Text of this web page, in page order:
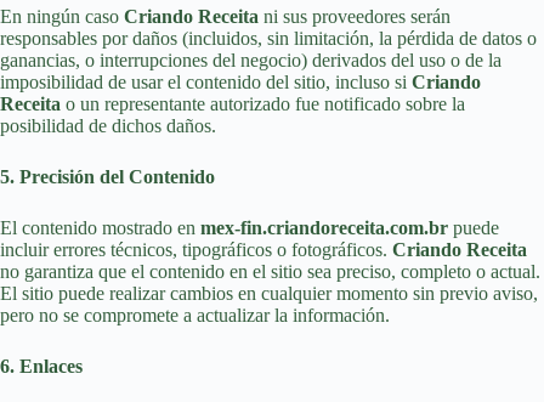
En ningún caso Criando Receita ni sus proveedores serán
responsables por daños (incluidos, sin limitación, la pérdida de datos o
ganancias, o interrupciones del negocio) derivados del uso o de la
imposibilidad de usar el contenido del sitio, incluso si Criando
Receita o un representante autorizado fue notificado sobre la
posibilidad de dichos daños.
5. Precisión del Contenido
El contenido mostrado en mex-fin.criandoreceita.com.br puede
incluir errores técnicos, tipográficos o fotográficos. Criando Receita
no garantiza que el contenido en el sitio sea preciso, completo o actual.
El sitio puede realizar cambios en cualquier momento sin previo aviso,
pero no se compromete a actualizar la información.
6. Enlaces